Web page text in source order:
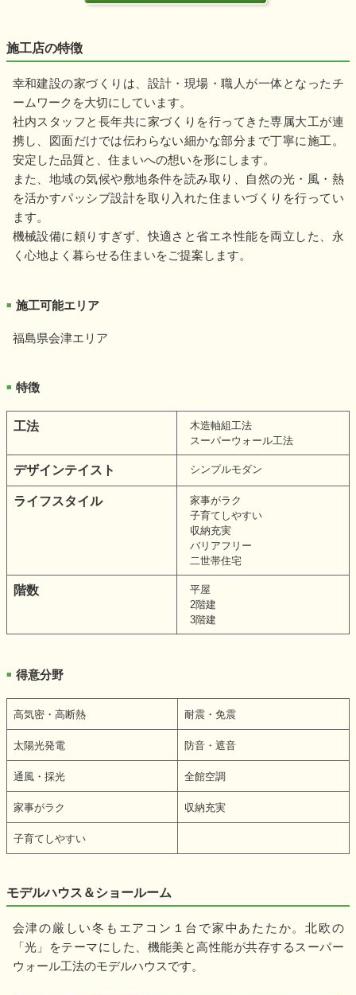
施工店の特徴
幸和建設の家づくりは、設計・現場・職人が一体となったチ
ームワークを大切にしています。
社内スタッフと長年共に家づくりを行ってきた専属大工が連
携し、図面だけでは伝わらない細かな部分まで丁寧に施工。
安定した品質と、住まいへの想いを形にします。
また、地域の気候や敷地条件を読み取り、自然の光・風・熱
を活かすパッシブ設計を取り入れた住まいづくりを行ってい
ます。
機械設備に頼りすぎず、快適さと省エネ性能を両立した、永
く心地よく暮らせる住まいをご提案します。
■ 施工可能エリア
福島県会津エリア
■ 特徴
工法
木造軸組工法
スーパーウォール工法
デザインテイスト シンプルモダン
ライフスタイル
家事がラク
子育てしやすい
収納充実
バリアフリー
二世帯住宅
階数
平屋
2階建
3階建
■ 得意分野
高気密・高断熱 耐震・免震
太陽光発電 防音・遮音
通風・採光 全館空調
家事がラク 収納充実
子育てしやすい
モデルハウス＆ショールーム
会津の厳しい冬もエアコン１台で家中あたたか。北欧の
「光」をテーマにした、機能美と高性能が共存するスーパー
ウォール工法のモデルハウスです。